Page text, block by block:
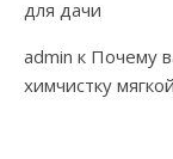
для дачи
admin к Почему
химчистку